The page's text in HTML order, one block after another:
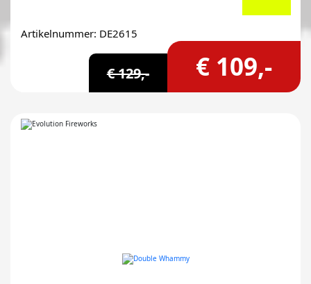
Artikelnummer: DE2615
€ 129,- € 109,-